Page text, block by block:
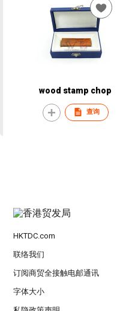
wood stamp chop
查询
HKTDC.com
联络我们
订阅商贸全接触电邮通讯
字体大小